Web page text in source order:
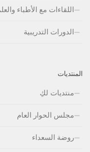
اللقاءات مع الأطباء
الدورات التدريبية
المنتديات
منتديات لكِ
مجلس الحوار العام
روضة السعداء